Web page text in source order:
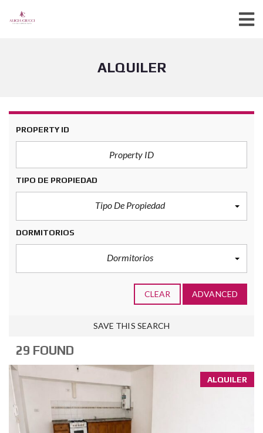
ALQUILER
PROPERTY ID
TIPO DE PROPIEDAD
Tipo De Propiedad
DORMITORIOS
Dormitorios
CLEAR ADVANCED
SAVE THIS SEARCH
29 FOUND
ALQUILER